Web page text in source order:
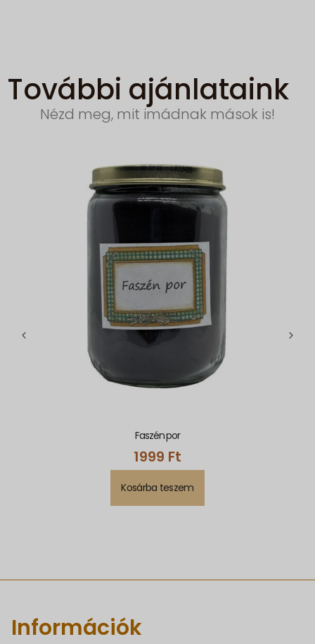
További ajánlataink
Nézd meg, mit imádnak mások is!
Faszén por
1999 Ft
Kosárba teszem
Információk